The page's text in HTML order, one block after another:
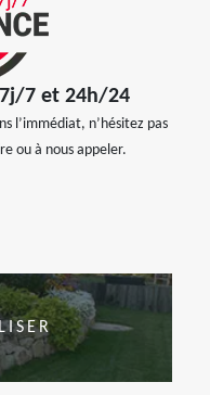
7j/7 et 24h/24
l’immédiat, n’hésitez pas
ou à nous appeler.